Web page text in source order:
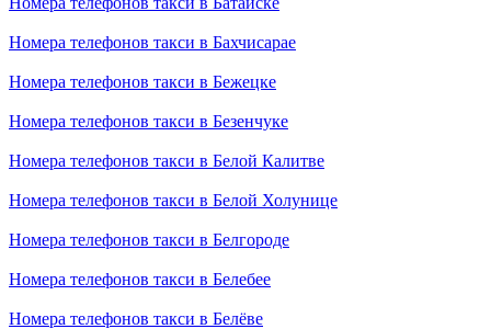
Номера телефонов такси в Бахчисарае
Номера телефонов такси в Бежецке
Номера телефонов такси в Безенчуке
Номера телефонов такси в Белой Калитве
Номера телефонов такси в Белой Холунице
Номера телефонов такси в Белгороде
Номера телефонов такси в Белебее
Номера телефонов такси в Белёве